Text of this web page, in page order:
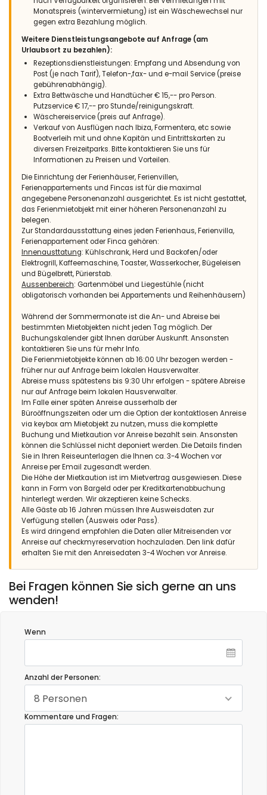
Monatspreis (wintervermietung) ist ein Wäschewechsel nur
gegen extra Bezahlung möglich.
Weitere Dienstleistungsangebote auf Anfrage (am
Urlaubsort zu bezahlen):
Rezeptionsdienstleistungen: Empfang und Absendung von
Post (je nach Tarif), Telefon-,fax- und e-mail Service (preise
gebührenabhängig).
Extra Bettwäsche und Handtücher € 15,-- pro Person.
Putzservice € 17,-- pro Stunde/reinigungskraft.
Wäschereiservice (preis auf Anfrage).
Verkauf von Ausflügen nach Ibiza, Formentera, etc sowie
Bootverleih mit und ohne Kapitän und Eintrittskarten zu
diversen Freizeitparks. Bitte kontaktieren Sie uns für
Informationen zu Preisen und Vorteilen.
Die Einrichtung der Ferienhäuser, Ferienvillen,
Ferienappartements und Fincas ist für die maximal
angegebene Personenanzahl ausgerichtet. Es ist nicht gestattet,
das Ferienmietobjekt mit einer höheren Personenanzahl zu
belegen.
Zur Standardausstattung eines jeden Ferienhaus, Ferienvilla,
Ferienappartement oder Finca gehören:
Innenausttatung: Kühlschrank, Herd und Backofen/oder
Elektrogrill, Kaffeemaschine, Toaster, Wasserkocher, Bügeleisen
und Bügelbrett, Pürierstab.
Aussenbereich: Gartenmöbel und Liegestühle (nicht
obligatorisch vorhanden bei Appartements und Reihenhäusern)
Während der Sommermonate ist die An- und Abreise bei
bestimmten Mietobjekten nicht jeden Tag möglich. Der
Buchungskalender gibt Ihnen darüber Auskunft. Ansonsten
kontaktieren Sie uns für mehr Info.
Die Ferienmietobjekte können ab 16:00 Uhr bezogen werden -
früher nur auf Anfrage beim lokalen Hausverwalter.
Abreise muss spätestens bis 9:30 Uhr erfolgen - spätere Abreise
nur auf Anfrage beim lokalen Hausverwalter.
Im Falle einer späten Anreise ausserhalb der
Büroöffnungszeiten oder um die Option der kontaktlosen Anreise
via keybox am Mietobjekt zu nutzen, muss die komplette
Buchung und Mietkaution vor Anreise bezahlt sein. Ansonsten
können die Schlüssel nicht deponiert werden. Die Details finden
Sie in Ihren Reiseunterlagen die Ihnen ca. 3-4 Wochen vor
Anreise per Email zugesandt werden.
Die Höhe der Mietkaution ist im Mietvertrag ausgewiesen. Diese
kann in Form von Bargeld oder per Kreditkartenabbuchung
hinterlegt werden. Wir akzeptieren keine Schecks.
Alle Gäste ab 16 Jahren müssen Ihre Ausweisdaten zur
Verfügung stellen (Ausweis oder Pass).
Es wird dringend empfohlen die Daten aller Mitreisenden vor
Anreise auf checkmyreservation hochzuladen. Den link dafür
erhalten Sie mit den Anreisedaten 3-4 Wochen vor Anreise.
Bei Fragen können Sie sich gerne an uns
wenden!
Wenn
Anzahl der Personen:
8 Personen
Kommentare und Fragen: